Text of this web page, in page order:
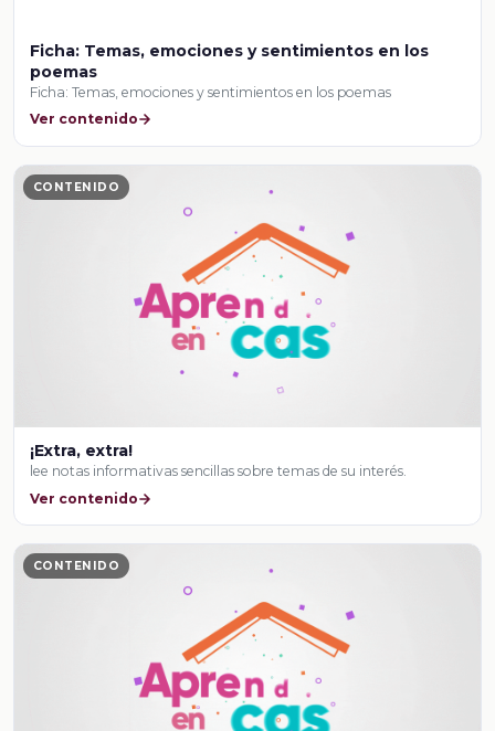
Ficha: Temas, emociones y sentimientos en los
poemas
Ficha: Temas, emociones y sentimientos en los poemas
Ver contenido
CONTENIDO
¡Extra, extra!
lee notas informativas sencillas sobre temas de su interés.
Ver contenido
CONTENIDO